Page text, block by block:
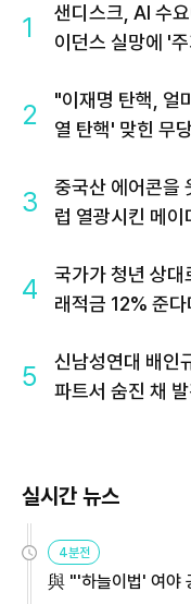
1
샌디스크, AI 수
이던스 실망에 '
2
"이재명 탄핵, 얼
열 탄핵' 맞힌 무
3
중국산 에어콘을
럽 열광시킨 메이
4
국가가 청년 상대
래적금 12% 준
5
신남성연대 배인
파트서 숨진 채 발
실시간 뉴스
4분전
與 "'하늘이법' 여야